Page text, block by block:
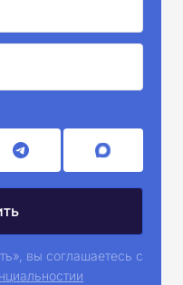
вы соглашаетесь с